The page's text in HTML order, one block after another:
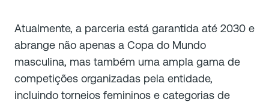
Atualmente, a parceria está garantida até 2030 e
abrange não apenas a Copa do Mundo
masculina, mas também uma ampla gama de
competições organizadas pela entidade,
incluindo torneios femininos e categorias de